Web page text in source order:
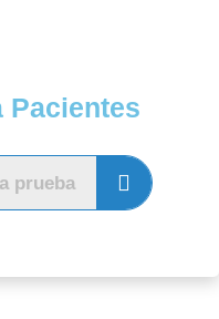
Pacientes